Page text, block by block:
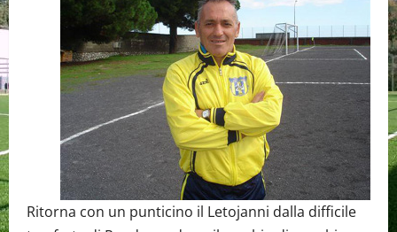
Ritorna con un punticino il Letojanni dalla difficile